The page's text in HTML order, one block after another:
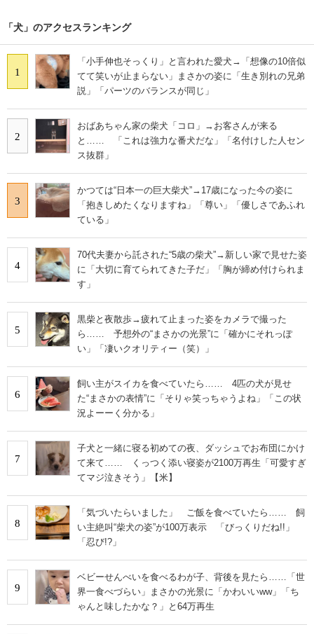
「犬」のアクセスランキング
1
「小手伸也そっくり」と言われた愛犬→「想像の10倍似
てて笑いが止まらない」まさかの姿に「生き別れの兄弟
説」「パーツのバランスが同じ」
2
おばあちゃん家の柴犬「コロ」→お客さんが来る
と…… 「これは強力な番犬だな」「名付けした人セン
ス抜群」
3
かつては“日本一の巨大柴犬”→17歳になった今の姿に
「抱きしめたくなりますね」「尊い」「優しさであふれ
ている」
4
70代夫妻から託された“5歳の柴犬”→新しい家で見せた姿
に「大切に育てられてきた子だ」「胸が締め付けられま
す」
5
黒柴と夜散歩→疲れて止まった姿をカメラで撮った
ら…… 予想外の“まさかの光景”に「確かにそれっぽ
い」「凄いクオリティー（笑）」
6
飼い主がスイカを食べていたら…… 4匹の犬が見せ
た“まさかの表情”に「そりゃ笑っちゃうよね」「この状
況よーーく分かる」
7
子犬と一緒に寝る初めての夜、ダッシュでお布団にかけ
て来て…… くっつく添い寝姿が2100万再生「可愛すぎ
てマジ泣きそう」【米】
8
「気づいたらいました」 ご飯を食べていたら…… 飼
い主絶叫“柴犬の姿”が100万表示 「びっくりだね!!」
「忍び!?」
9
ベビーせんべいを食べるわが子、背後を見たら……「世
界一食べづらい」まさかの光景に「かわいいww」「ち
ゃんと味したかな？」と64万再生